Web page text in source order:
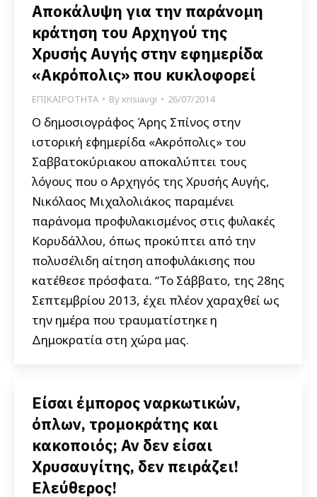
Αποκάλυψη για την παράνομη
κράτηση του Αρχηγού της
Χρυσής Αυγής στην εφημερίδα
«Ακρόπολις» που κυκλοφορεί
ΕΠΙΚΑΙΡΟΤΗΤΑ Byxrisiavgi 26/07/2014
Ο δημοσιογράφος Άρης Σπίνος στην
ιστορική εφημερίδα «Ακρόπολις» του
Σαββατοκύριακου αποκαλύπτει τους
λόγους που ο Αρχηγός της Χρυσής Αυγής,
Νικόλαος Μιχαλολιάκος παραμένει
παράνομα προφυλακισμένος στις φυλακές
Κορυδάλλου, όπως προκύπτει από την
πολυσέλιδη αίτηση αποφυλάκισης που
κατέθεσε πρόσφατα. “Το Σάββατο, της 28ης
Σεπτεμβρίου 2013, έχει πλέον χαραχθεί ως
την ημέρα που τραυματίστηκε η
Δημοκρατία στη χώρα μας.
Είσαι έμπορος ναρκωτικών,
όπλων, τρομοκράτης και
κακοποιός; Αν δεν είσαι
Χρυσαυγίτης, δεν πειράζει!
Ελεύθερος!